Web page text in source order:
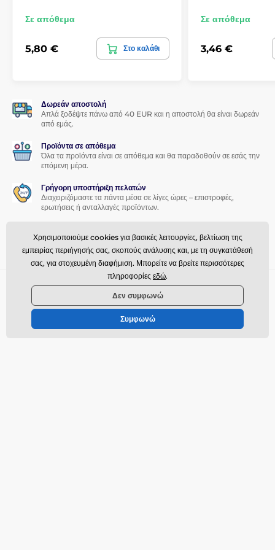
Σε απόθεμα
5,80 € Στο καλάθι
Σε απόθεμα
3,46 €
Δωρεάν αποστολή
Απλά ξοδέψτε πάνω από 40 EUR και η αποστολή θα είναι δωρεάν
από εμάς.
Προϊόντα σε απόθεμα
Όλα τα προϊόντα είναι σε απόθεμα και θα παραδοθούν σε εσάς την
επόμενη μέρα.
Γρήγορη υποστήριξη πελατών
Διαχειριζόμαστε τα πάντα μέσα σε λίγες ώρες – επιστροφές,
ερωτήσεις ή ανταλλαγές προϊόντων.
Προσφέρουμε ελκυστικές εκπτώσεις για πιστούς πελάτες.
Χρειάζεστε βοήθεια offline
Η εξυπηρέτηση πελατών είναι διαθέσιμη
info@momanio.gr
Χρησιμοποιούμε cookies για βασικές λειτουργίες, βελτίωση της
εμπειρίας περιήγησής σας, σκοπούς ανάλυσης και, με τη συγκατάθεσή
σας, για στοχευμένη διαφήμιση. Μπορείτε να βρείτε περισσότερες
πληροφορίες εδώ.
Δεν συμφωνώ
Συμφωνώ